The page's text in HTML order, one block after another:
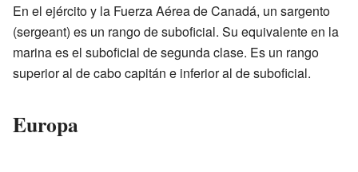
En el ejército y la Fuerza Aérea de Canadá, un sargento
(sergeant) es un rango de suboficial. Su equivalente en la
marina es el suboficial de segunda clase. Es un rango
superior al de cabo capitán e inferior al de suboficial.
Europa